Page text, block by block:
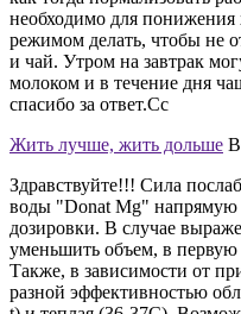
необходимо для понижения
режимом делать, чтобы не
и чай. Утром на завтрак
молоком и в течение дня
спасибо за ответ.Сс
Жить лучше, жить дольше
Здравствуйте!!! Сила
воды "Donat Mg" напрямую
дозировки. В случае
уменьшить объем, в первую
Также, в зависимости от
разной эффективностью